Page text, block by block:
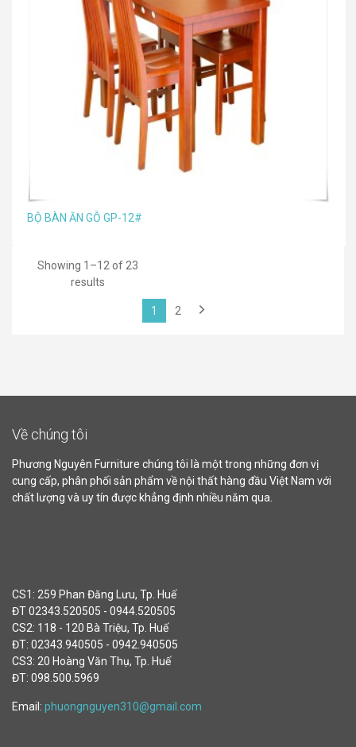
BỘ BÀN ĂN GỖ GP-12#
Showing 1–12 of 23
results
1 2
Về chúng tôi
Phương Nguyên Furniture chúng tôi là một trong những đơn vị
cung cấp, phân phối sản phẩm về nội thất hàng đầu Việt Nam với
chất lượng và uy tín được khẳng định nhiều năm qua.
CS1: 259 Phan Đăng Lưu, Tp. Huế
ĐT 02343.520505 - 0944.520505
CS2: 118 - 120 Bà Triệu, Tp. Huế
ĐT: 02343.940505 - 0942.940505
CS3: 20 Hoàng Văn Thụ, Tp. Huế
ĐT: 098.500.5969
Email: phuongnguyen310@gmail.com